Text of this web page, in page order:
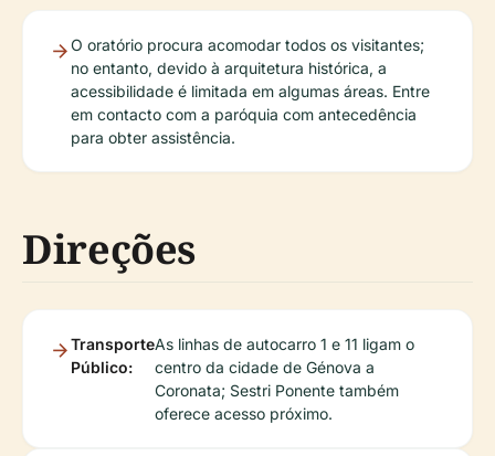
O oratório procura acomodar todos os visitantes;
no entanto, devido à arquitetura histórica, a
acessibilidade é limitada em algumas áreas. Entre
em contacto com a paróquia com antecedência
para obter assistência.
Direções
Transporte
Público:
As linhas de autocarro 1 e 11 ligam o
centro da cidade de Génova a
Coronata; Sestri Ponente também
oferece acesso próximo.